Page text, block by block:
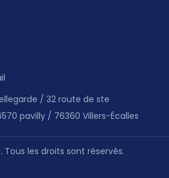
/ 32 route de ste
pavilly / 76360 Villers-Écalles
les droits sont réservés.